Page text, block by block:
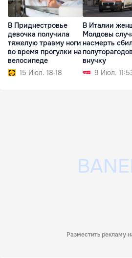
В Приднестровье
девочка получила
тяжелую травму ноги
во время прогулки на
велосипеде
15 Июл. 18:18
В Италии
Молдовы
насмерть
внучку
9 Июл.
Разместить рекламу